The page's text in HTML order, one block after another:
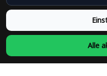
Rückerstattungsrichtlinie
Rückgabepolitik
Alle